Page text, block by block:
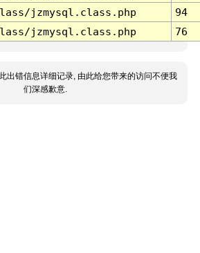
jzmysql.class.php
94
jzmysql.class.php 76
出错信息详细记录, 由此给您带来的访问不便我
们深感歉意.